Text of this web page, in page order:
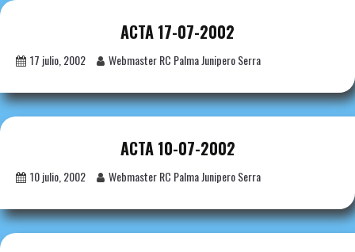
ACTA 17-07-2002
17 julio, 2002 Webmaster RC Palma Junipero Serra
ACTA 10-07-2002
10 julio, 2002 Webmaster RC Palma Junipero Serra